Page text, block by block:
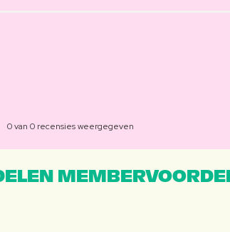
0 van 0 recensies weergegeven